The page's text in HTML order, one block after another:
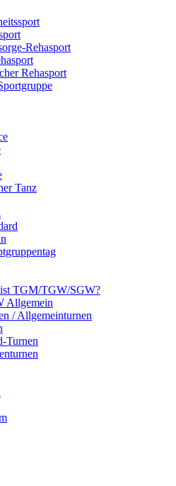
Rehasport
Rehasport
Tanz
TGM/TGW/SGW?
Allgemein
/ Allgemeinturnen
Turnen